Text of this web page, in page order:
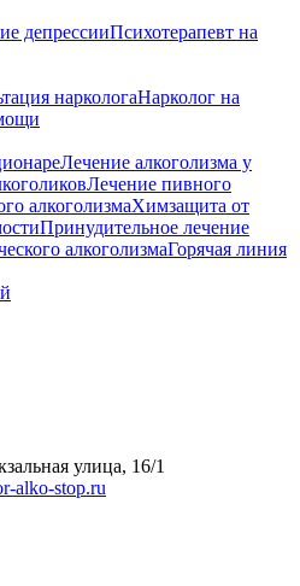
депрессииПсихотерапевт на
наркологаНарколог на
Лечение алкоголизма у
Лечение пивного
алкоголизмаХимзащита от
Принудительное лечение
алкоголизмаГорячая линия
улица, 16/1
alko-stop.ru